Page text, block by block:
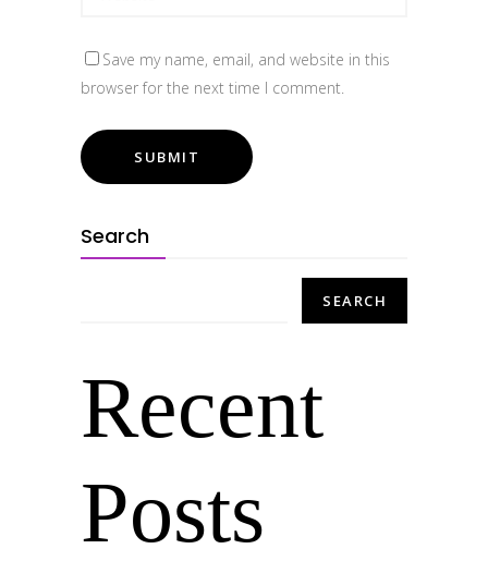
Save my name, email, and website in this
browser for the next time I comment.
Search
SEARCH
Recent
Posts